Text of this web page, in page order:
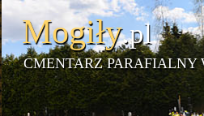
Mogiły.pl
CMENTARZ PARAFIALNY